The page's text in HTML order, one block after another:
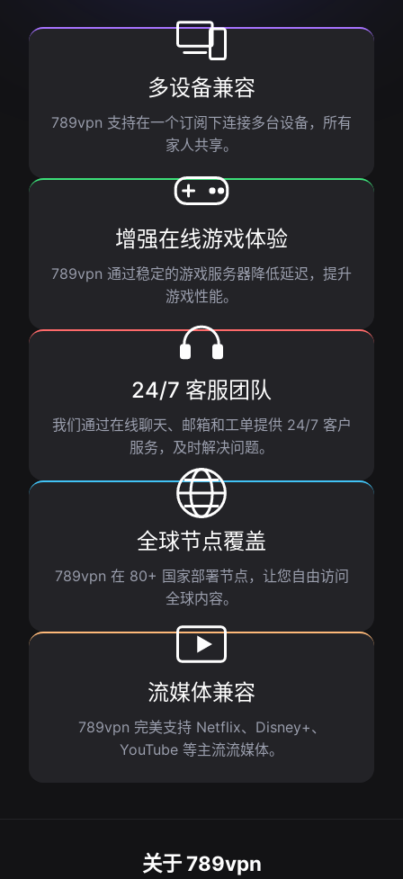
多设备兼容
789vpn 支持在一个订阅下连接多台设备，所有
家人共享。
增强在线游戏体验
789vpn 通过稳定的游戏服务器降低延迟，提升
游戏性能。
24/7 客服团队
我们通过在线聊天、邮箱和工单提供 24/7 客户
服务，及时解决问题。
全球节点覆盖
789vpn 在 80+ 国家部署节点，让您自由访问
全球内容。
流媒体兼容
789vpn 完美支持 Netflix、Disney+、
YouTube 等主流流媒体。
关于 789vpn